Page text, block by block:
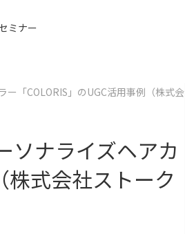
ミナー
ー「COLORIS」のUGC活用事例（株式会
ソナライズヘアカ
株式会社ストーク